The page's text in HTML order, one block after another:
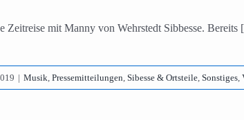
Zeitreise mit Manny von Wehrstedt Sibbesse. Bereits
| Musik, Pressemitteilungen, Sibesse & Ortsteile, Sonstiges,